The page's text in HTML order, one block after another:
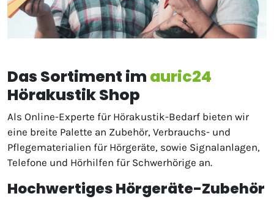
Das Sortiment im auric24
Hörakustik Shop
Als Online-Experte für Hörakustik-Bedarf bieten wir
eine breite Palette an Zubehör, Verbrauchs- und
Pflegematerialien für Hörgeräte, sowie Signalanlagen,
Telefone und Hörhilfen für Schwerhörige an.
Hochwertiges Hörgeräte-Zubehör